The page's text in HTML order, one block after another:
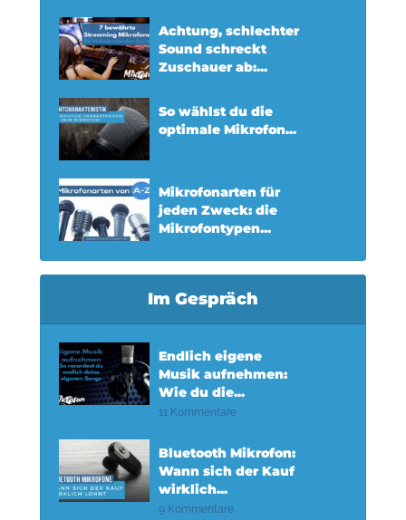
Achtung, schlechter
Sound schreckt
Zuschauer ab:...
So wählst du die
optimale Mikrofon...
Mikrofonarten für
jeden Zweck: die
Mikrofontypen...
Im Gespräch
Endlich eigene
Musik aufnehmen:
Wie du die...
11 Kommentare
Bluetooth Mikrofon:
Wann sich der Kauf
wirklich...
9 Kommentare